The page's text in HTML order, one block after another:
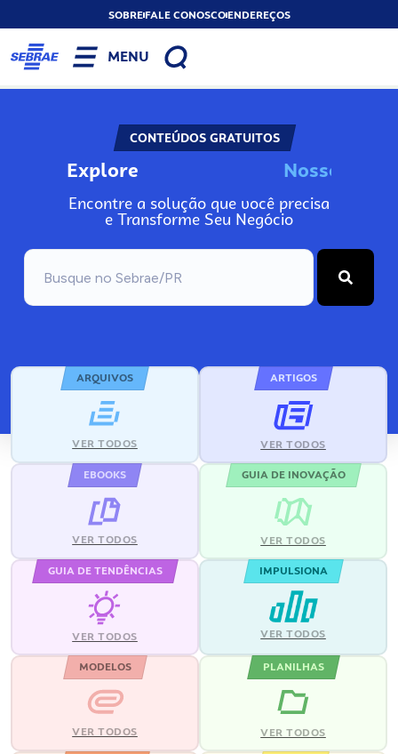
SOBREFALE CONOSCOENDEREÇOS
MENU
CONTEÚDOS GRATUITOS
Explore No
Encontre a solução que você precisa
e Transforme Seu Negócio
ARQUIVOS
VER TODOS
ARTIGOS
VER TODOS
EBOOKS
VER TODOS
GUIA DE INOVAÇÃO
VER TODOS
GUIA DE TENDÊNCIAS
VER TODOS
IMPULSIONA
VER TODOS
MODELOS
VER TODOS
PLANILHAS
VER TODOS